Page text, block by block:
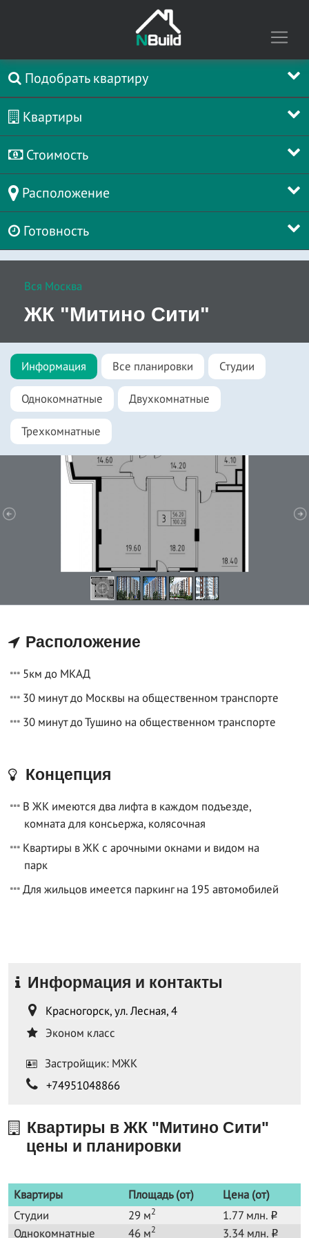
Подобрать квартиру
Квартиры
Стоимость
Расположение
Готовность
Вся Москва
ЖК "Митино Сити"
Информация Все планировки Студии
Однокомнатные Двухкомнатные
Трехкомнатные
Расположение
5км до МКАД
30 минут до Москвы на общественном транспорте
30 минут до Тушино на общественном транспорте
Концепция
В ЖК имеются два лифта в каждом подъезде,
комната для консьержа, колясочная
Квартиры в ЖК с арочными окнами и видом на
парк
Для жильцов имеется паркинг на 195 автомобилей
Информация и контакты
Красногорск, ул. Лесная, 4
Эконом класс
Застройщик: МЖК
+74951048866
Квартиры в ЖК "Митино Сити"
цены и планировки
Квартиры Площадь (от)
Цена (от)
Студии
29 м2 1.77 млн. o
Однокомнатные 46 м2 3.34 млн. o